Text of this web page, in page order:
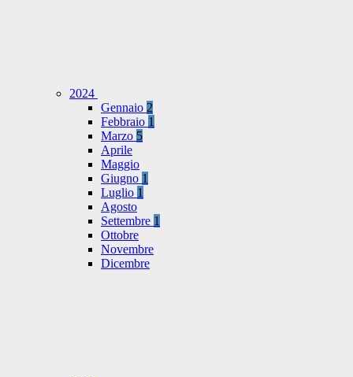
2024
Gennaio 2
Febbraio 1
Marzo 5
Aprile
Maggio
Giugno 1
Luglio 1
Agosto
Settembre 1
Ottobre
Novembre
Dicembre